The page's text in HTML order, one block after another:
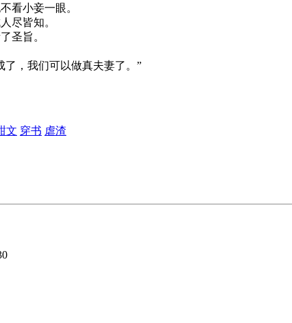
看小妾一眼。
尽皆知。
圣旨。
，我们可以做真夫妻了。”
文 穿书 虐渣